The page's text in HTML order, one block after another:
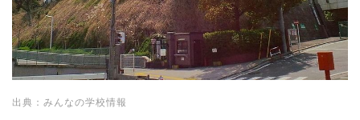
出典：みんなの学校情報